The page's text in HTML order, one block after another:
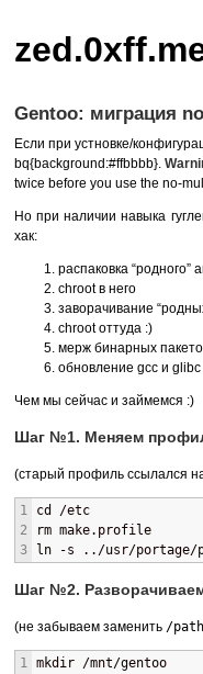
Gentoo: миграция
Если при устновке/
bq{background:#ffbbbb}.
twice before you use the no-
Но при наличии навыка
хак:
распаковка “родного”
chroot в него
заворачивание
chroot оттуда :)
мерж бинарных
обновление gcc и
Чем мы сейчас и займемся :)
Шаг №1. Меняем
(старый профиль ссылался
1
2
3
cd /etc
rm make.profile
ln -s ../usr/portage/
Шаг №2.
(не забываем заменить /
1
mkdir /mnt/gentoo